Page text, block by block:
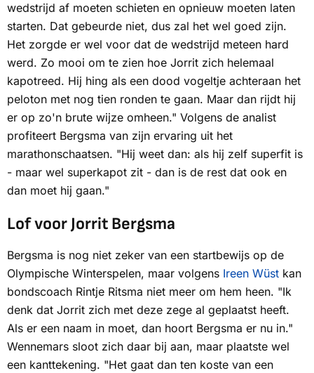
wedstrijd af moeten schieten en opnieuw moeten laten
starten. Dat gebeurde niet, dus zal het wel goed zijn.
Het zorgde er wel voor dat de wedstrijd meteen hard
werd. Zo mooi om te zien hoe Jorrit zich helemaal
kapotreed. Hij hing als een dood vogeltje achteraan het
peloton met nog tien ronden te gaan. Maar dan rijdt hij
er op zo'n brute wijze omheen." Volgens de analist
profiteert Bergsma van zijn ervaring uit het
marathonschaatsen. "Hij weet dan: als hij zelf superfit is
- maar wel superkapot zit - dan is de rest dat ook en
dan moet hij gaan."
Lof voor Jorrit Bergsma
Bergsma is nog niet zeker van een startbewijs op de
Olympische Winterspelen, maar volgens Ireen Wüst kan
bondscoach Rintje Ritsma niet meer om hem heen. "Ik
denk dat Jorrit zich met deze zege al geplaatst heeft.
Als er een naam in moet, dan hoort Bergsma er nu in."
Wennemars sloot zich daar bij aan, maar plaatste wel
een kanttekening. "Het gaat dan ten koste van een